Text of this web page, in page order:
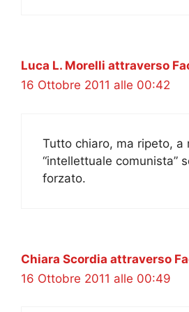
Luca L. Morelli attraverso
16 Ottobre 2011 alle 00:42
Tutto chiaro, ma ripeto, a
“intellettuale comunista”
forzato.
Chiara Scordia attraverso
16 Ottobre 2011 alle 00:49